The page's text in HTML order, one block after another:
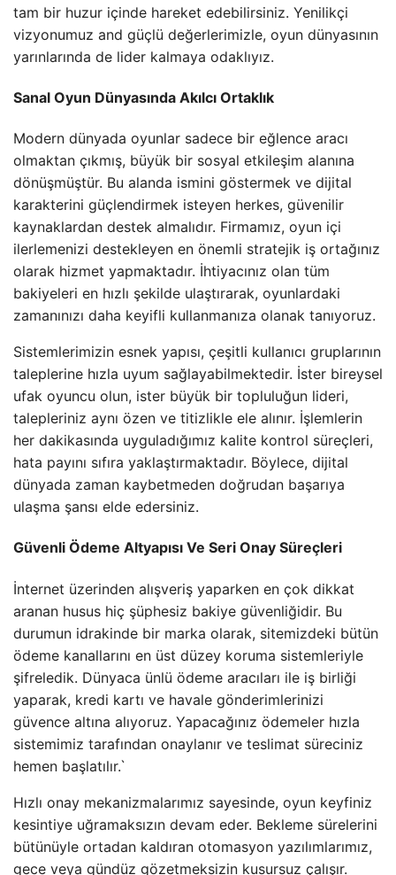
tam bir huzur içinde hareket edebilirsiniz. Yenilikçi
vizyonumuz and güçlü değerlerimizle, oyun dünyasının
yarınlarında de lider kalmaya odaklıyız.
Sanal Oyun Dünyasında Akılcı Ortaklık
Modern dünyada oyunlar sadece bir eğlence aracı
olmaktan çıkmış, büyük bir sosyal etkileşim alanına
dönüşmüştür. Bu alanda ismini göstermek ve dijital
karakterini güçlendirmek isteyen herkes, güvenilir
kaynaklardan destek almalıdır. Firmamız, oyun içi
ilerlemenizi destekleyen en önemli stratejik iş ortağınız
olarak hizmet yapmaktadır. İhtiyacınız olan tüm
bakiyeleri en hızlı şekilde ulaştırarak, oyunlardaki
zamanınızı daha keyifli kullanmanıza olanak tanıyoruz.
Sistemlerimizin esnek yapısı, çeşitli kullanıcı gruplarının
taleplerine hızla uyum sağlayabilmektedir. İster bireysel
ufak oyuncu olun, ister büyük bir topluluğun lideri,
talepleriniz aynı özen ve titizlikle ele alınır. İşlemlerin
her dakikasında uyguladığımız kalite kontrol süreçleri,
hata payını sıfıra yaklaştırmaktadır. Böylece, dijital
dünyada zaman kaybetmeden doğrudan başarıya
ulaşma şansı elde edersiniz.
Güvenli Ödeme Altyapısı Ve Seri Onay Süreçleri
İnternet üzerinden alışveriş yaparken en çok dikkat
aranan husus hiç şüphesiz bakiye güvenliğidir. Bu
durumun idrakinde bir marka olarak, sitemizdeki bütün
ödeme kanallarını en üst düzey koruma sistemleriyle
şifreledik. Dünyaca ünlü ödeme aracıları ile iş birliği
yaparak, kredi kartı ve havale gönderimlerinizi
güvence altına alıyoruz. Yapacağınız ödemeler hızla
sistemimiz tarafından onaylanır ve teslimat süreciniz
hemen başlatılır.`
Hızlı onay mekanizmalarımız sayesinde, oyun keyfiniz
kesintiye uğramaksızın devam eder. Bekleme sürelerini
bütünüyle ortadan kaldıran otomasyon yazılımlarımız,
gece veya gündüz gözetmeksizin kusursuz çalışır.